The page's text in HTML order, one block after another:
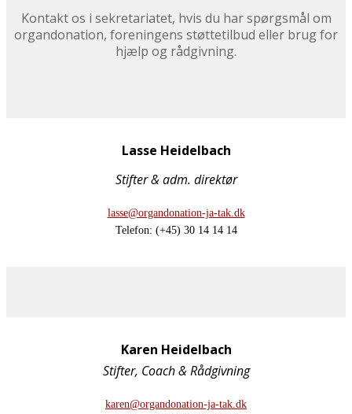
Kontakt os i sekretariatet, hvis du har spørgsmål om
organdonation, foreningens støttetilbud eller brug for
hjælp og rådgivning.
Lasse Heidelbach
Stifter & adm. direktør
lasse@organdonation-ja-tak.dk
Telefon: (+45) 30 14 14 14
Karen Heidelbach
Stifter, Coach & Rådgivning
karen@organdonation-ja-tak.dk